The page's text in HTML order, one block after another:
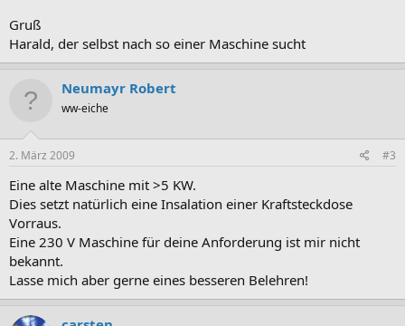
Gruß
Harald, der selbst nach so einer Maschine sucht
Neumayr Robert
ww-eiche
2. März 2009 #3
Eine alte Maschine mit >5 KW.
Dies setzt natürlich eine Insalation einer Kraftsteckdose
Vorraus.
Eine 230 V Maschine für deine Anforderung ist mir nicht
bekannt.
Lasse mich aber gerne eines besseren Belehren!